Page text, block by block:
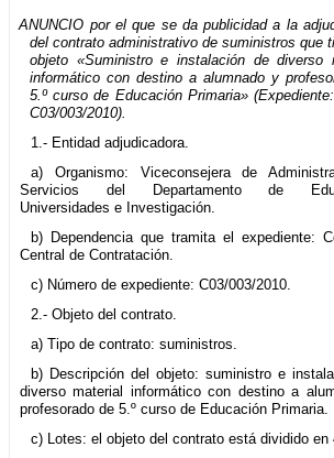
ANUNCIO por el que se da publicidad a la
del contrato administrativo de suministros que
objeto «Suministro e instalación de diverso
informático con destino a alumnado y
5.º curso de Educación Primaria»
C03/003/2010).
1.- Entidad adjudicadora.
a) Organismo: Viceconsejera de
Servicios del Departamento de
Universidades e Investigación.
b) Dependencia que tramita el expediente:
Central de Contratación.
c) Número de expediente: C03/003/2010.
2.- Objeto del contrato.
a) Tipo de contrato: suministros.
b) Descripción del objeto: suministro e
diverso material informático con destino a
profesorado de 5.º curso de Educación Primaria.
c) Lotes: el objeto del contrato está dividido en